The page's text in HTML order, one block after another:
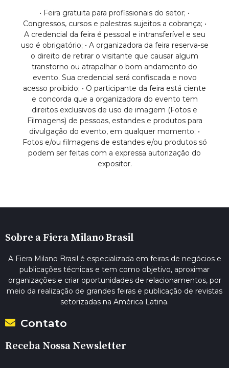
• Feira gratuita para profissionais do setor; •
Congressos, cursos e palestras sujeitos a cobrança; •
A credencial da feira é pessoal e intransferível e seu
uso é obrigatório; • A organizadora da feira reserva-se
o direito de retirar o visitante que causar algum
transtorno ou atrapalhar o bom andamento do
evento. Sua credencial será confiscada e novo
acesso proibido; • O participante da feira está ciente
e concorda que a organizadora do evento tem
direitos exclusivos de uso de imagem (Fotos e
Filmagens) de pessoas, estandes e produtos para
divulgação do evento, em qualquer momento; •
Fotos e/ou filmagens de estandes e/ou produtos só
podem ser feitas com a expressa autorização do
expositor.
Sobre a Fiera Milano Brasil
A Fiera Milano Brasil é especializada em feiras de negócios e
publicações técnicas e tem como objetivo, aproximar
organizações e criar oportunidades de relacionamentos, por
meio da realização de grandes feiras e publicação de revistas
setorizadas na América Latina.
Contato
Receba Nossa Newsletter